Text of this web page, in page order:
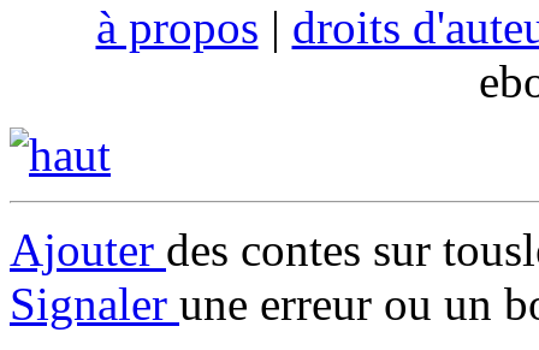
à propos | droits
Ajouter des contes sur
Signaler une erreur ou un